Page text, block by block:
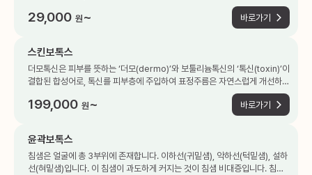
29,000 원 ~ 바로가기
스킨보톡스
더모톡신은 피부를 뜻하는 ‘더모(dermo)’와 보툴리늄톡신의 ‘톡신(toxin)’이
결합된 합성어로, 톡신를 피부층에 주입하여 표정주름은 자연스럽게 개선하고
199,000 원 ~ 바로가기
윤곽보톡스
침샘은 얼굴에 총 3부위에 존재합니다. 이하선(귀밑샘), 악하선(턱밑샘), 설하
선(혀밑샘)입니다. 이 침샘이 과도하게 커지는 것이 침샘 비대증입니다. 침샘